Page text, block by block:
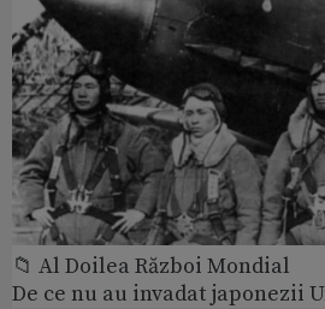
📁 Al Doilea Război Mondial
De ce nu au invadat japonezii